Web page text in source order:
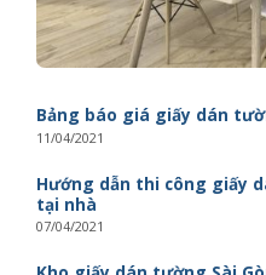
Bảng báo giá giấy dán
11/04/2021
Hướng dẫn thi công giấy
tại nhà
07/04/2021